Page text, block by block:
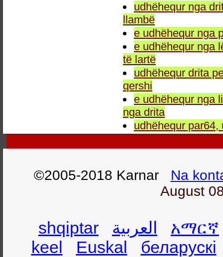
udhëhequr nga
llambë
e udhëhequr nga
e udhëhequr nga
të lartë
udhëhequr drita
qershi
e udhëhequr nga
nga drita
udhëhequr
©2005-2018 Karnar Na
August
shqiptar العربية
አማርኛ
keel
Euskal
беларускі